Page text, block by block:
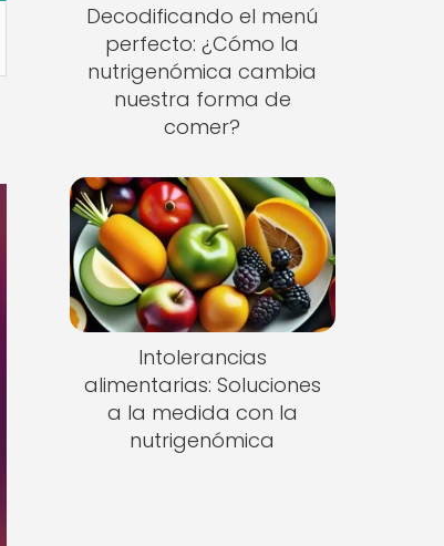
Decodificando el menú
perfecto: ¿Cómo la
nutrigenómica cambia
nuestra forma de
comer?
Intolerancias
alimentarias: Soluciones
a la medida con la
nutrigenómica